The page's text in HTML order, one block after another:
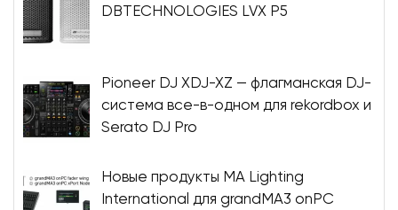
DBTECHNOLOGIES LVX P5
Pioneer DJ XDJ-XZ — флагманская DJ-
система все-в-одном для rekordbox и
Serato DJ Pro
Новые продукты MA Lighting
International для grandMA3 onPC